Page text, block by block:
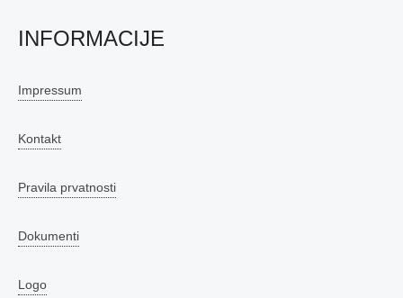
INFORMACIJE
Impressum
Kontakt
Pravila prvatnosti
Dokumenti
Logo